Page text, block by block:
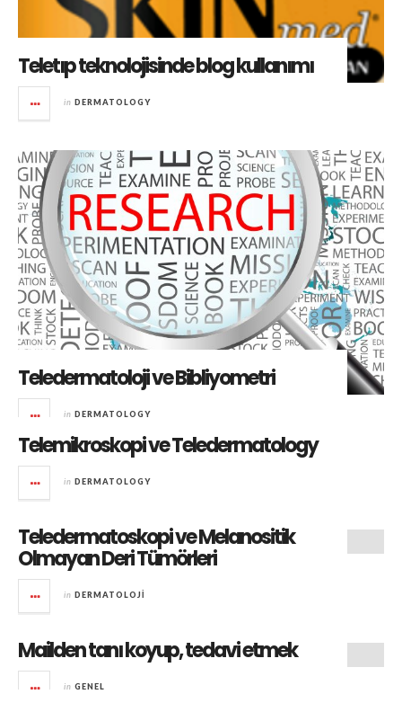
Teletıp teknolojisinde blog kullanımı
in DERMATOLOGY
Teledermatoloji ve Bibliyometri
in DERMATOLOGY
Telemikroskopi ve Teledermatology
in DERMATOLOGY
Teledermatoskopi ve Melanositik
Olmayan Deri Tümörleri
in DERMATOLOJI
Mailden tanı koyup, tedavi etmek
in GENEL